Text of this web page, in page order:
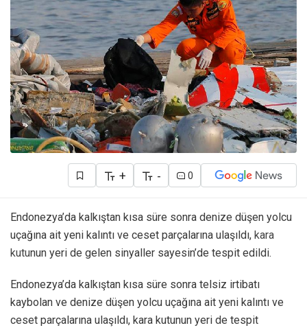
+ - 0
Endonezya’da kalkıştan kısa süre sonra denize düşen yolcu
uçağına ait yeni kalıntı ve ceset parçalarına ulaşıldı, kara
kutunun yeri de gelen sinyaller sayesin’de tespit edildi.
Endonezya’da kalkıştan kısa süre sonra telsiz irtibatı
kaybolan ve denize düşen yolcu uçağına ait yeni kalıntı ve
ceset parçalarına ulaşıldı, kara kutunun yeri de tespit